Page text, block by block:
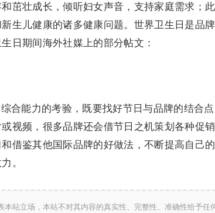
茁壮成长，倾听妇女声音，支持家庭需求；
生儿健康的诸多健康问题。世界卫生日是品
日期间海外社媒上的部分帖文：
合能力的考验，既要找好节日与品牌的结合
视频，很多品牌还会借节日之机策划各种促
借鉴其他国际品牌的好做法，不断提高自己
。
本站立场，本站不对其内容的真实性、完整性、准确性给予任